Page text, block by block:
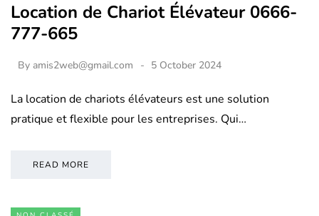
Location de Chariot Élévateur 0666-
777-665
By amis2web@gmail.com 5 October 2024
La location de chariots élévateurs est une solution
pratique et flexible pour les entreprises. Qui…
READ MORE